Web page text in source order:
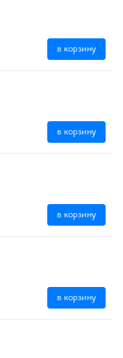
в корзину
в корзину
в корзину
в корзину